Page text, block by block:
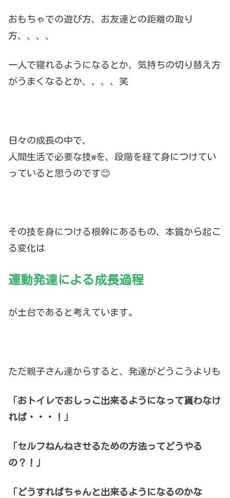
おもちゃでの遊び方、お友達との距離の取り
方、、、、
一人で寝れるようになるとか、気持ちの切り替え方
がうまくなるとか、、、、笑
日々の成長の中で、
人間生活で必要な技wを、段階を経て身につけてい
っていると思うのです😊
その技を身につける根幹にあるもの、本質から起こ
る変化は
運動発達による成長過程
が土台であると考えています。
ただ親子さん達からすると、発達がどうこうよりも
「おトイレでおしっこ出来るようになって貰わなけ
れば・・・！」
「セルフねんねさせるための方法ってどうやる
の？！」
「どうすればちゃんと出来るようになるのかな